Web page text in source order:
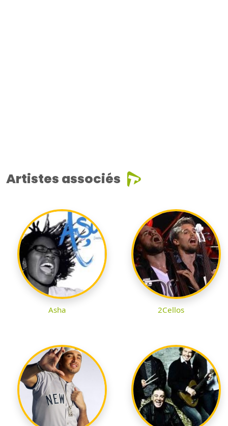
Artistes associés
Asha 2Cellos